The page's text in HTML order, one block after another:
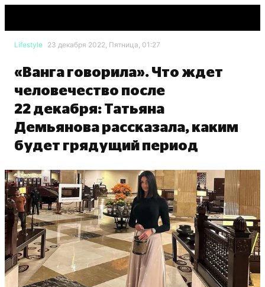
Lifestyle 23 декабря 2022, Пятница, 01:27
«Ванга говорила». Что ждет
человечество после
22 декабря: Татьяна
Демьянова рассказала, каким
будет грядущий период